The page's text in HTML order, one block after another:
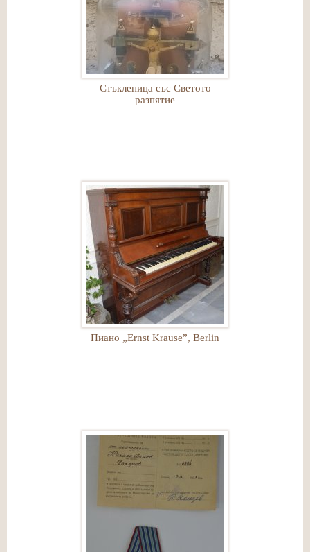
Стъкленица със Светото
разпятие
Пиано „Ernst Krause”, Berlin